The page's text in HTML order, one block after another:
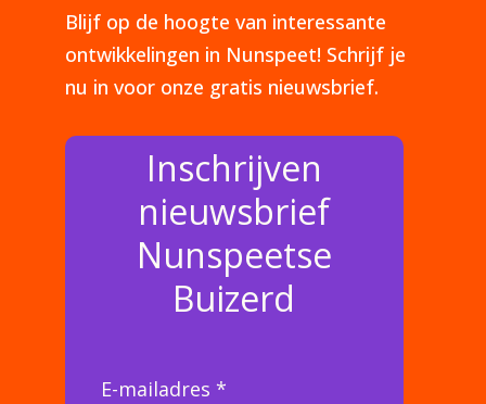
Blijf op de hoogte van interessante
ontwikkelingen in Nunspeet! Schrijf je
nu in voor onze gratis nieuwsbrief.
Inschrijven
nieuwsbrief
Nunspeetse
Buizerd
E-mailadres *